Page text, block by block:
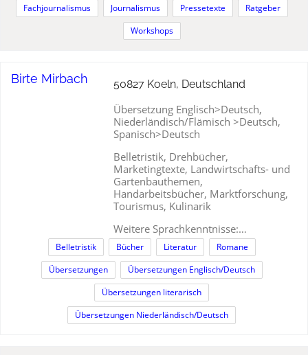
Fachjournalismus Journalismus Pressetexte
Ratgeber
Workshops
Birte Mirbach 50827 Koeln, Deutschland
Übersetzung Englisch>Deutsch,
Niederländisch/Flämisch >Deutsch,
Spanisch>Deutsch
Belletristik, Drehbücher,
Marketingtexte, Landwirtschafts- und
Gartenbauthemen,
Handarbeitsbücher, Marktforschung,
Tourismus, Kulinarik
Weitere Sprachkenntnisse:…
Belletristik Bücher Literatur
Romane
Übersetzungen
Übersetzungen Englisch/Deutsch
Übersetzungen literarisch
Übersetzungen Niederländisch/Deutsch